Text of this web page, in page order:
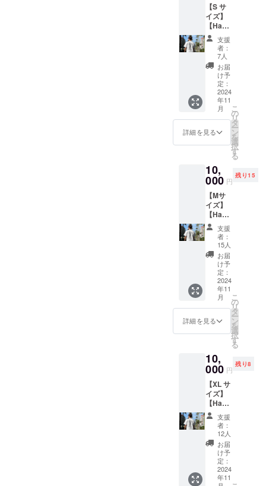
【S サ
イズ】
【Ham
akaifin×
Billabo
ng オリ
ジナ
ル T
シャツ
（衣
類）】
Hamak
aifinと
Billabo
ngがコ
ラボし
ジナルT
シャツ
を提供
しま
す。 ・
サイズ
展開：S
・カ
ラー展
開：
白 ロ
ゴ黒 ※
送料込
み。写
真はイ
メージ
です。
環境に
よって
異なり
ますの
でご注
意下さ
い。 ご
購入後
の返品
やサイ
ズの変
更不
可。ご
理解の
支援
者：
7人
お届
け予
定：
2024
年11
月
詳細を見る
こ
の
リ
タ
ー
ン
を
選
択
す
る
10,
000 円
残り15
【Mサ
イズ】
【Ham
akaifin×
Billabo
ng オリ
ジナ
ル T
シャツ
（衣
類）】
Hamak
aifinと
Billabo
ngがコ
ラボし
ジナルT
シャツ
を提供
しま
す。 ・
サイズ
展開：
M ・カ
ラー展
開：
白 ロ
ゴ黒 ※
送料込
み。写
支援
者：
15人
お届
け予
定：
2024
年11
月
詳細を見る
こ
の
リ
タ
ー
ン
を
選
択
す
る
10,
000 円
残り8
【XL サ
イズ】
【Ham
akaifin×
Billabo
ng オリ
ジナ
ル T
シャツ
（衣
類）】
支援
者：
12人
お届
け予
定：
2024
年11